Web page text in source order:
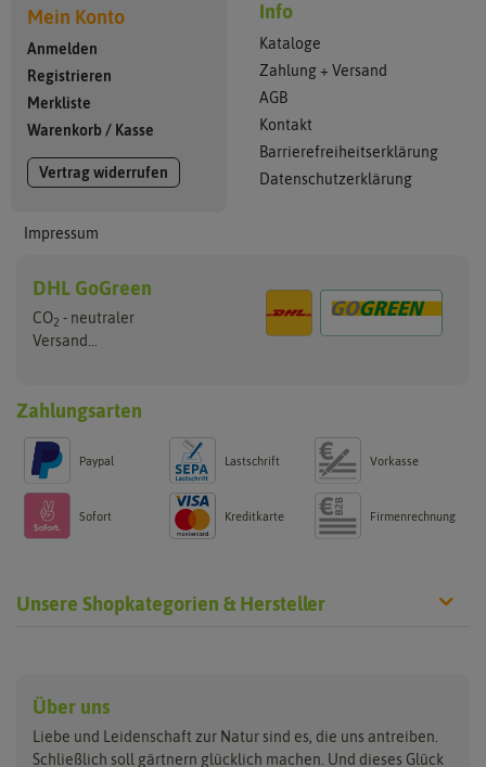
Mein Konto
Anmelden
Registrieren
Merkliste
Warenkorb / Kasse
Vertrag widerrufen
Impressum
Info
Kataloge
Zahlung + Versand
AGB
Kontakt
Barrierefreiheitserklärung
Datenschutzerklärung
DHL GoGreen
CO2 - neutraler
Versand...
Zahlungsarten
Paypal Lastschrift Vorkasse
Sofort Kreditkarte Firmenrechnung
Unsere Shopkategorien & Hersteller
Anzuchtschalen
Beleuchtung
Keimsprossen
Benary
Buzzy Seeds FLORTUS
Über uns
Liebe und Leidenschaft zur Natur sind es, die uns antreiben.
Schließlich soll gärtnern glücklich machen. Und dieses Glück